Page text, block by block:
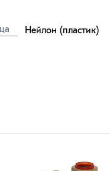
Нейлон (пластик)